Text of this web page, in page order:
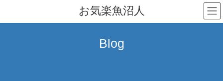
テ
ゲ
お気楽魚沼人
Blog